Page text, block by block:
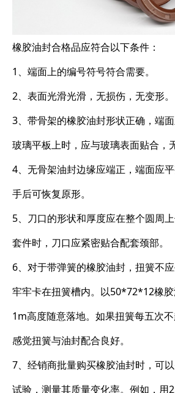
橡胶油封合格品应符合以下条件：
1、端面上的编号符号符合需要。
2、表面光滑光滑，无损伤，无变形。
3、带骨架的橡胶油封形状正确，端
玻璃平板上时，应与玻璃表面贴合，
4、无骨架油封边缘应端正，端面应
手后可恢复原形。
5、刀口的形状和厚度应在整个圆周
套件时，刀口应紧密贴合配套颈部。
6、对于带弹簧的橡胶油封，扭簧不
牢牢卡在扭簧槽内。以50*72*12橡
1m高度随意落地。如果扭簧每五次
感觉扭簧与油封配合良好。
7、经销商批量购买橡胶油封时，可
试验，测量其质量变化率。例如，用